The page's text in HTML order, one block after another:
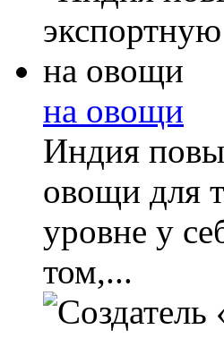
на овощи
Индия
овощи для
уровне у
том,...